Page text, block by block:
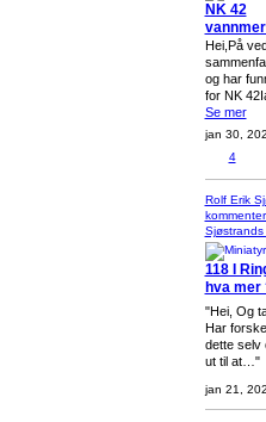
NK 42
Hei,På
og har
for NK
Se mer
jan 30,
4
Rolf Erik
Sjøstrands
118 I
hva mer
"Hei, Og
Har
dette selv
ut til at…"
jan 21,